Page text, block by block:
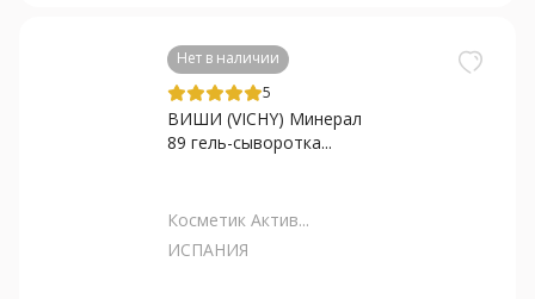
Нет в наличии
5
ВИШИ (VICHY) Минерал
89 гель-сыворотка...
Косметик Актив...
ИСПАНИЯ